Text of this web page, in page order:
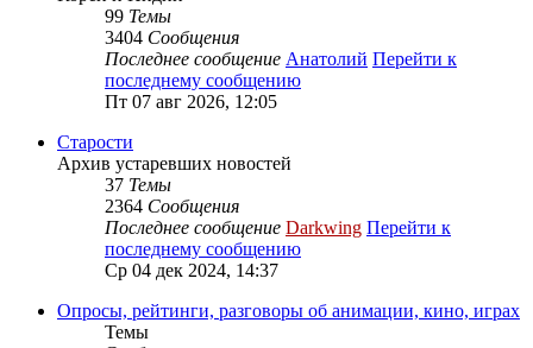
99 Темы
3404 Сообщения
Последнее сообщение Анатолий Перейти к
последнему сообщению
Пт 07 авг 2026, 12:05
Старости
Архив устаревших новостей
37 Темы
2364 Сообщения
Последнее сообщение Darkwing Перейти к
последнему сообщению
Ср 04 дек 2024, 14:37
Опросы, рейтинги, разговоры об анимации, кино, играх
Темы